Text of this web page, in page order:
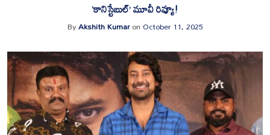
‘కానిస్టేబుల్’ మూవీ రివ్యూ!
ByAkshith Kumaron October 11, 2025